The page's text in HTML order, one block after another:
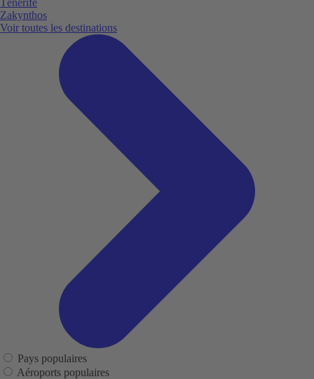
Zakynthos
Voir toutes les destinations
Pays populaires
Aéroports populaires